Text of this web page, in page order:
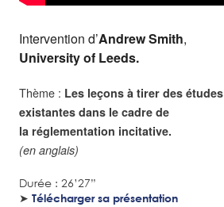
Intervention d’Andrew Smith,
University of Leeds.
Thème : Les leçons à tirer des études
existantes dans le cadre de
la réglementation incitative.
(en anglais)
Durée : 26’27”
➤ Télécharger sa présentation